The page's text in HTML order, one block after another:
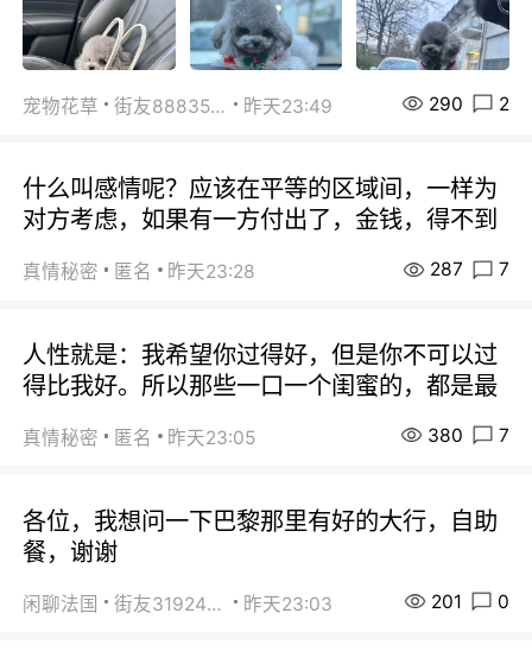
宠物花草 街友88835518 昨天23:49 290 2
什么叫感情呢？应该在平等的区域间，一样为
对方考虑，如果有一方付出了，金钱，得不到
真情秘密 匿名 昨天23:28 287 7
人性就是：我希望你过得好，但是你不可以过
得比我好。所以那些一口一个闺蜜的，都是最
真情秘密 匿名 昨天23:05 380 7
各位，我想问一下巴黎那里有好的大行，自助
餐，谢谢
闲聊法国 街友31924072 昨天23:03 201 0